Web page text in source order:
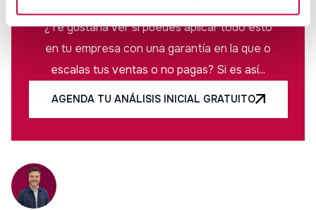
¿Te gustaría ver si puedes aplicar todo esto
en tu empresa con una garantía en la que o
escalas tus ventas o no pagas? Si es así...
AGENDA TU ANÁLISIS INICIAL GRATUITO